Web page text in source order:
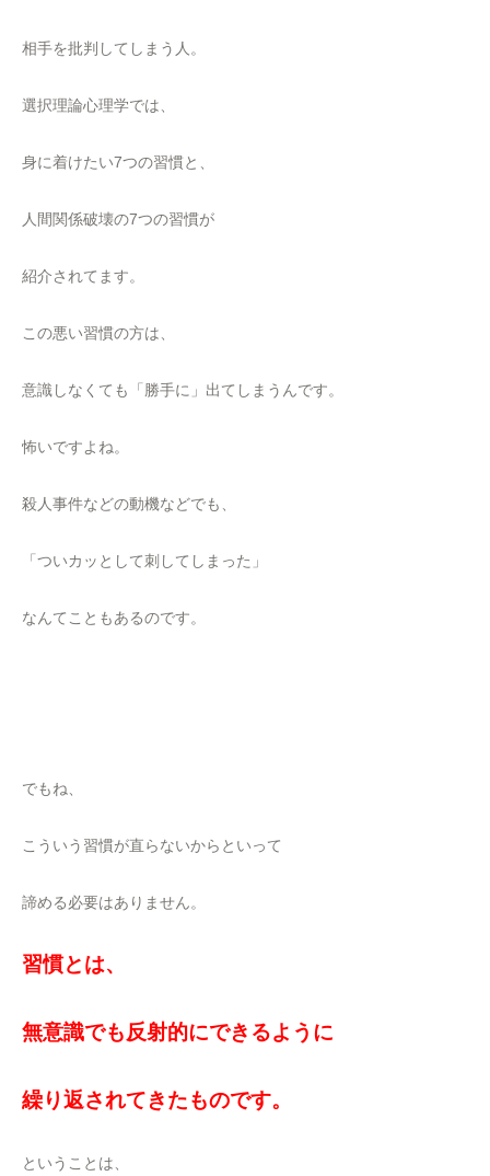
相手を批判してしまう人。
選択理論心理学では、
身に着けたい7つの習慣と、
人間関係破壊の7つの習慣が
紹介されてます。
この悪い習慣の方は、
意識しなくても「勝手に」出てしまうんです。
怖いですよね。
殺人事件などの動機などでも、
「ついカッとして刺してしまった」
なんてこともあるのです。
でもね、
こういう習慣が直らないからといって
諦める必要はありません。
習慣とは、
無意識でも反射的にできるように
繰り返されてきたものです。
ということは、